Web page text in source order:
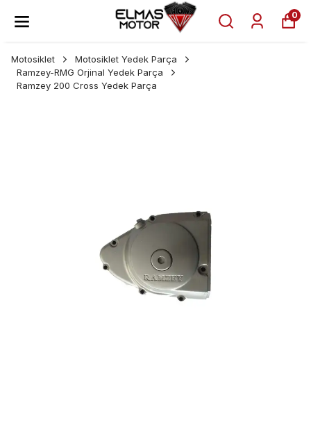
0
Motosiklet
Motosiklet Yedek Parça
Ramzey-RMG Orjinal Yedek Parça
Ramzey 200 Cross Yedek Parça